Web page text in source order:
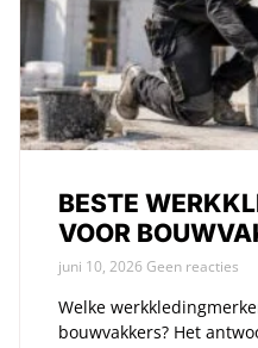
BESTE
VOOR
juni 10, 2026 Geen reacties
Welke
bouwvakkers? Het